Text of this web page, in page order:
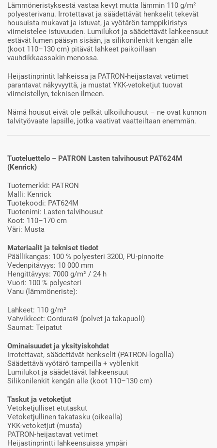
Lämmöneristyksestä vastaa kevyt mutta lämmin 110 g/m²
polyesterivanu. Irrotettavat ja säädettävät henkselit tekevät
housuista mukavat ja istuvat, ja vyötärön tamppikiristys
viimeistelee istuvuuden. Lumilukot ja säädettävät lahkeensuut
estävät lumen pääsyn sisään, ja silikonilenkit kengän alle
(koot 110–130 cm) pitävät lahkeet paikoillaan
vauhdikkaassakin menossa.
Heijastinprintit lahkeissa ja PATRON-heijastavat vetimet
parantavat näkyvyyttä, ja mustat YKK-vetoketjut tuovat
viimeistellyn, teknisen ilmeen.
Nämä housut eivät ole pelkät ulkoiluhousut – ne ovat kunnon
talvityövaate lapsille, jotka vaativat vaatteiltaan enemmän.
Tuoteluettelo – PATRON Lasten talvihousut PAT624M
(Kenrick)
Tuotemerkki: PATRON
Malli: Kenrick
Tuotekoodi: PAT624M
Tuotenimi: Lasten talvihousut
Koot: 110–170 cm
Väri: Musta
Materiaalit ja tekniset tiedot
Päällikangas: 100 % polyesteri 320D, PU-pinnoite
Vedenpitävyys: 10 000 mm
Hengittävyys: 7000 g/m² / 24 h
Vuori: 100 % polyesteri
Vanu (lämmöneriste):
Lahkeet: 110 g/m²
Vahvikkeet: Cordura® (polvet ja takapuoli)
Saumat: Teipatut
Ominaisuudet ja yksityiskohdat
Irrotettavat, säädettävät henkselit (PATRON-logolla)
Säädettävä vyötärö tampeilla + vyölenkit
Lumilukot ja säädettävät lahkeensuut
Silikonilenkit kengän alle (koot 110–130 cm)
Taskut ja vetoketjut
Vetoketjulliset etutaskut
Vetoketjullinen takatasku (oikealla)
YKK-vetoketjut (musta)
PATRON-heijastavat vetimet
Heijastinprintti lahkeensuissa ympäri